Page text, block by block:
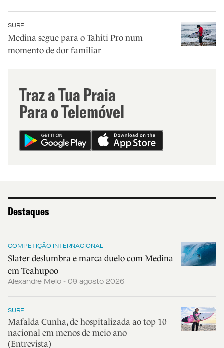
SURF
Medina segue para o Tahiti Pro num
momento de dor familiar
Traz a Tua Praia
Para o Telemóvel
Destaques
COMPETIÇÃO INTERNACIONAL
Slater deslumbra e marca duelo com Medina
em Teahupoo
Alexandre Melo - 09 agosto 2026
SURF
Mafalda Cunha, de hospitalizada ao top 10
nacional em menos de meio ano
(Entrevista)